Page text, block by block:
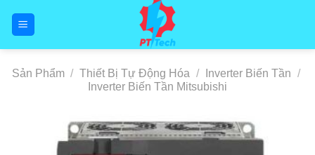
Sản Phẩm / Thiết Bị Tự Động Hóa / Inverter Biến Tần /
Inverter Biến Tần Mitsubishi